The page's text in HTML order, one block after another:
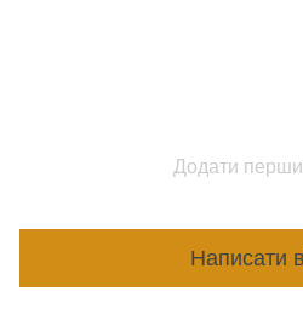
Додати
Написати